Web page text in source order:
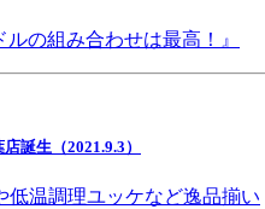
の組み合わせは最高！』
誕生（2021.9.3）
温調理ユッケなど逸品揃い